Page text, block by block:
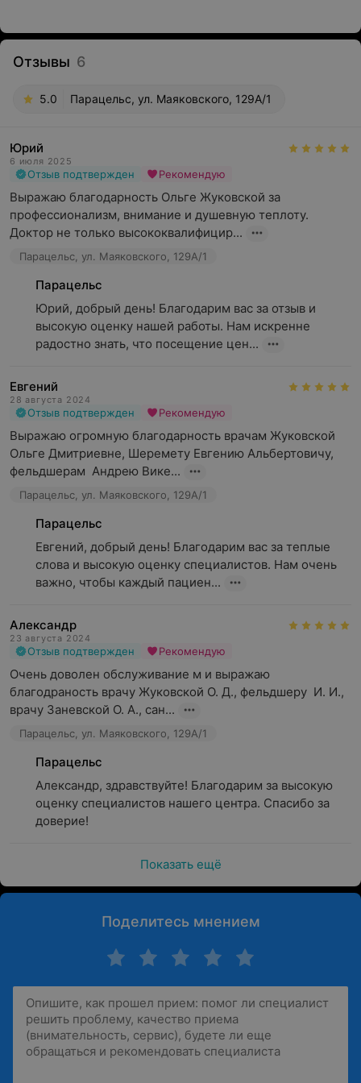
Отзывы 6
5.0 Парацельс, ул. Маяковского, 129А/1
Юрий
6 июля 2025
Отзыв подтвержден Рекомендую
Выражаю благодарность Ольге Жуковской за
профессионализм, внимание и душевную теплоту.
Доктор не только высококвалифицир...
Парацельс, ул. Маяковского, 129А/1
Парацельс
Юрий, добрый день! Благодарим вас за отзыв и
высокую оценку нашей работы. Нам искренне
радостно знать, что посещение цен...
Евгений
28 августа 2024
Отзыв подтвержден Рекомендую
Выражаю огромную благодарность врачам Жуковской
Ольге Дмитриевне, Шеремету Евгению Альбертовичу,
фельдшерам  Андрею Вике...
Парацельс, ул. Маяковского, 129А/1
Парацельс
Евгений, добрый день! Благодарим вас за теплые
слова и высокую оценку специалистов. Нам очень
важно, чтобы каждый пациен...
Александр
23 августа 2024
Отзыв подтвержден Рекомендую
Очень доволен обслуживание м и выражаю
благодраность врачу Жуковской О. Д., фельдшеру  И. И.,
врачу Заневской О. А., сан...
Парацельс, ул. Маяковского, 129А/1
Парацельс
Александр, здравствуйте! Благодарим за высокую
оценку специалистов нашего центра. Спасибо за
доверие!
Показать ещё
Поделитесь мнением